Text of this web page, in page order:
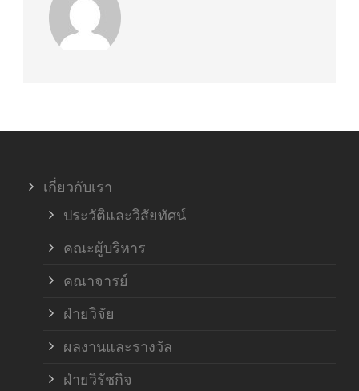
เกี่ยวกับเรา
ประวัติและวิสัยทัศน์
คณะผู้บริหาร
คณาจารย์
ฝ่ายวิจัย
ผลงานและรางวัล
ฝ่ายวิรัชกิจ